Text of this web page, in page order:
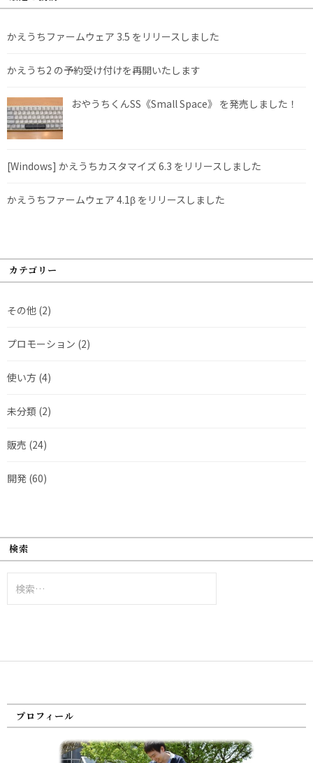
かえうちファームウェア 3.5 をリリースしました
かえうち2 の予約受け付けを再開いたします
おやうちくんSS《Small Space》 を発売しました！
[Windows] かえうちカスタマイズ 6.3 をリリースしました
かえうちファームウェア 4.1β をリリースしました
カテゴリー
その他 (2)
プロモーション (2)
使い方 (4)
未分類 (2)
販売 (24)
開発 (60)
検索
索:
プロフィール